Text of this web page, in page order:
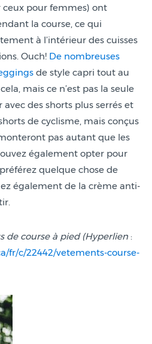
pour femmes) ont
la course, ce qui
à l’intérieur des cuisses
Ouch! De nombreuses
de style capri tout au
mais ce n’est pas la seule
avec des shorts plus serrés et
de cyclisme, mais conçus
pas autant que les
également opter pour
quelque chose de
également de la crème anti-
de course à pied (Hyperlien :
fr/c/22442/vetements-course-